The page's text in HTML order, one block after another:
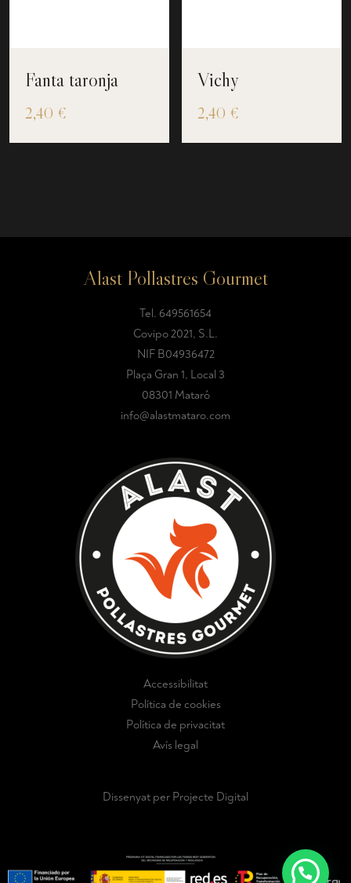
Fanta taronja
2,40 €
Vichy
2,40 €
Alast Pollastres Gourmet
Tel. 649561654
Covipo 2021, S.L.
NIF B04936472
Plaça Gran 1, Local 3
08301 Mataró
info@alastmataro.com
Accessibilitat
Política de cookies
Política de privacitat
Avís legal
Dissenyat per Projecte Digital